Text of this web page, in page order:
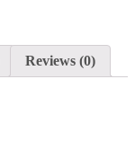
Reviews (0)